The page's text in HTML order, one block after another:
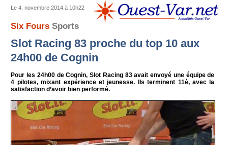
Le 4. novembre 2014 à 10h22
Six FoursSports
Slot Racing 83 proche du top 10 aux
24h00 de Cognin
Pour les 24h00 de Cognin, Slot Racing 83 avait envoyé une équipe de
4 pilotes, mixant expérience et jeunesse. Ils terminent 11è, avec la
satisfaction d’avoir bien performé.